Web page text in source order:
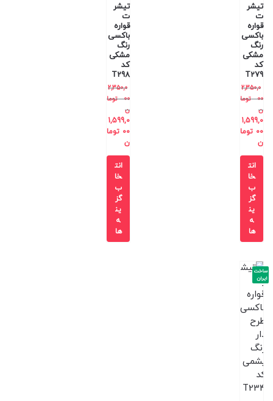
تیشر
ت
قواره
باکسی
رنگ
مشکی
کد
T279
2,350,0
00
توما
ن
1,599,0
00 توما
ن
انت
خا
ب
گز
ین
ه
ها
تیشر
ت
قواره
باکسی
رنگ
مشکی
کد
T298
2,350,0
00
توما
ن
1,599,0
00 توما
ن
انت
خا
ب
گز
ین
ه
ها
ساخت
ایران